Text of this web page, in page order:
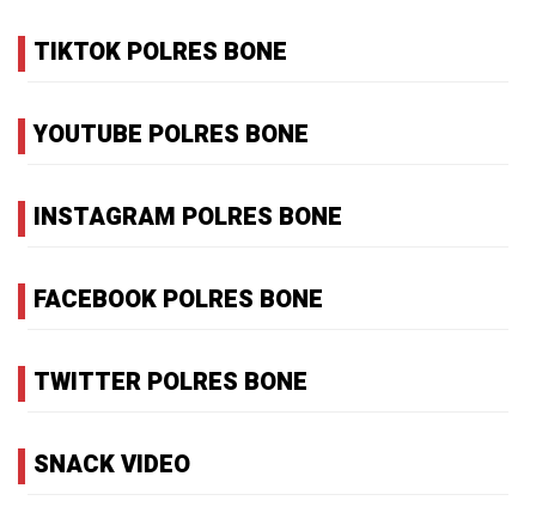
TIKTOK POLRES BONE
YOUTUBE POLRES BONE
INSTAGRAM POLRES BONE
FACEBOOK POLRES BONE
TWITTER POLRES BONE
SNACK VIDEO